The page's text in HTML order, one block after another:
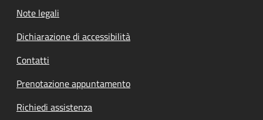
Note legali
Dichiarazione di accessibilità
Contatti
Prenotazione appuntamento
Richiedi assistenza